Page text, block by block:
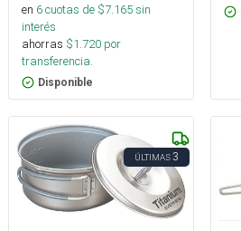
en 6cuotas de $7.165sin
interés
ahorras $1.720 por
transferencia.
Disponible
ÚLTIMAS3